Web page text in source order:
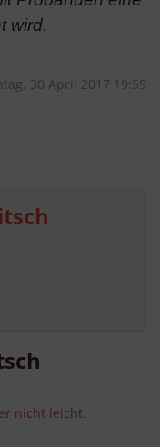
wird.
30 April 2017 19:59
nicht leicht.
abfragen